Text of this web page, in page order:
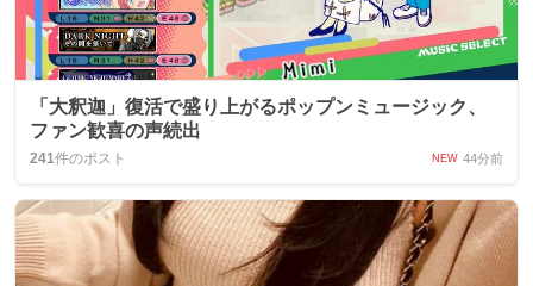
「大釈迦」復活で盛り上がるポップンミュージック、
ファン歓喜の声続出
241件のポスト NEW 44分前